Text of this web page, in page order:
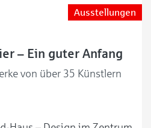
Ausstellungen
– Ein guter Anfang
von über 35 Künstlern